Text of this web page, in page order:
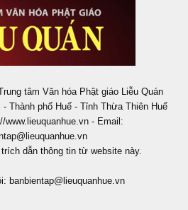
tâm Văn hóa Phật giáo Liễu Quán
Thành phố Huế - Tỉnh Thừa Thiên Huế
www.lieuquanhue.vn - Email:
dẫn thông tin từ website này.
banbientap@lieuquanhue.vn